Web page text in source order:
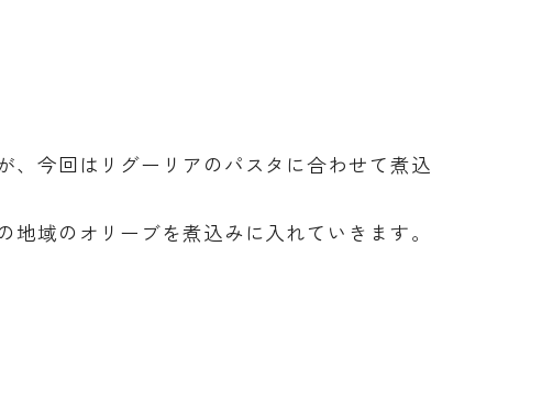
、今回はリグーリアのパスタに合わせて煮込
域のオリーブを煮込みに入れていきます。